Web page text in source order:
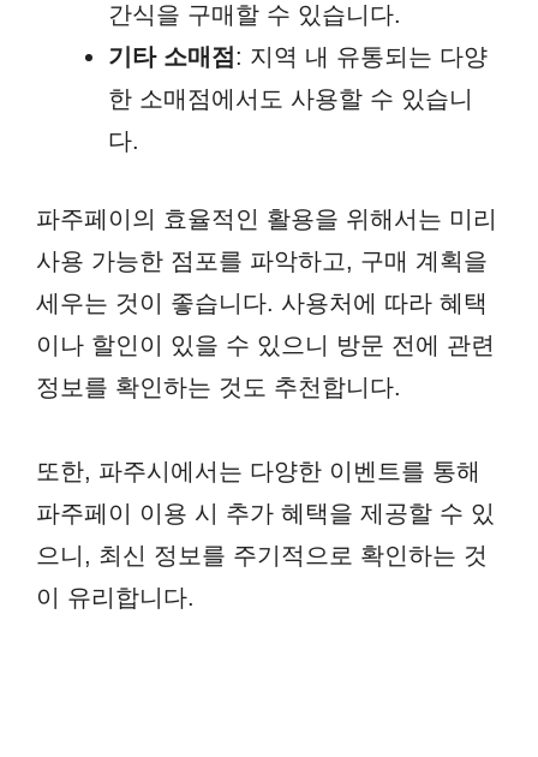
간식을 구매할 수 있습니다.
기타 소매점: 지역 내 유통되는 다양
한 소매점에서도 사용할 수 있습니
다.
파주페이의 효율적인 활용을 위해서는 미리
사용 가능한 점포를 파악하고, 구매 계획을
세우는 것이 좋습니다. 사용처에 따라 혜택
이나 할인이 있을 수 있으니 방문 전에 관련
정보를 확인하는 것도 추천합니다.
또한, 파주시에서는 다양한 이벤트를 통해
파주페이 이용 시 추가 혜택을 제공할 수 있
으니, 최신 정보를 주기적으로 확인하는 것
이 유리합니다.